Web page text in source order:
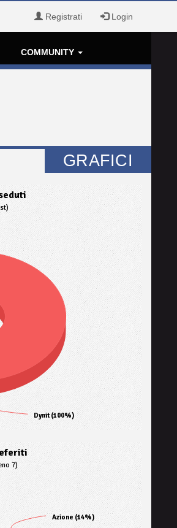
Registrati Login
COMMUNITY
GRAFICI
Dynit (100%)
7)
Azione (14%)